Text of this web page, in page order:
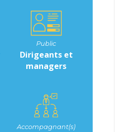
Public
Dirigeants et
managers
Accompagnant(s)